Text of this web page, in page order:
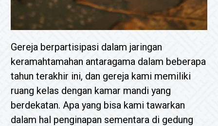
Gereja berpartisipasi dalam jaringan
keramahtamahan antaragama dalam beberapa
tahun terakhir ini, dan gereja kami memiliki
ruang kelas dengan kamar mandi yang
berdekatan. Apa yang bisa kami tawarkan
dalam hal penginapan sementara di gedung